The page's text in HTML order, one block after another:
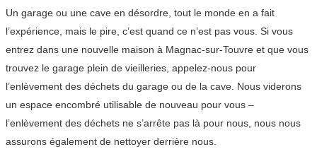
Un garage ou une cave en désordre, tout le monde en a fait
l’expérience, mais le pire, c’est quand ce n’est pas vous. Si vous
entrez dans une nouvelle maison à Magnac-sur-Touvre et que vous
trouvez le garage plein de vieilleries, appelez-nous pour
l’enlèvement des déchets du garage ou de la cave. Nous viderons
un espace encombré utilisable de nouveau pour vous –
l’enlèvement des déchets ne s’arrête pas là pour nous, nous nous
assurons également de nettoyer derrière nous.